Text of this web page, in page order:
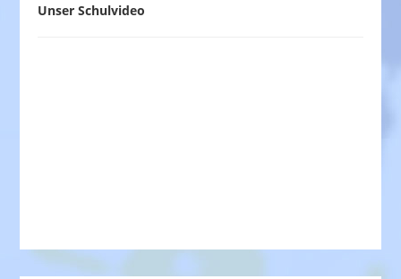
Unser Schulvideo